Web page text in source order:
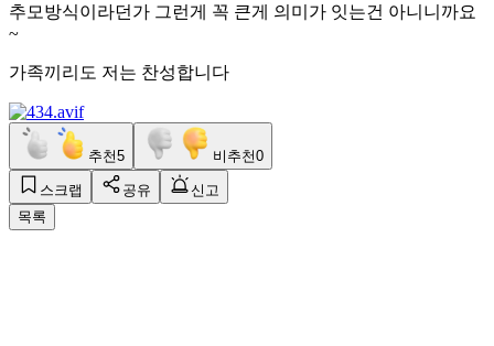
추모방식이라던가 그런게 꼭 큰게 의미가 잇는건 아니니까요
~
가족끼리도 저는 찬성합니다
추천5 비추천0
스크랩 공유
신고
목록